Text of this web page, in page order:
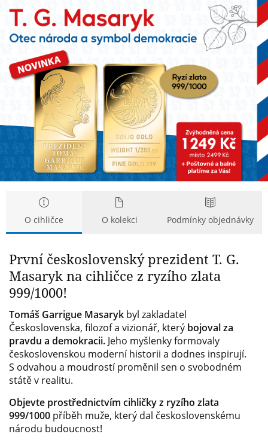
T.
Masaryk
na
cihličce
ryzího
zlata
999/1000
T.
G.
Masaryk
na
cihličce
ryzího
zlata
999/1000
O cihličce O kolekci Podmínky objednávky
První československý prezident T. G.
Masaryk na cihličce z ryzího zlata
999/1000!
Tomáš Garrigue Masaryk byl zakladatel
Československa, filozof a vizionář, který bojoval za
pravdu a demokracii. Jeho myšlenky formovaly
československou moderní historii a dodnes inspirují.
S odvahou a moudrostí proměnil sen o svobodném
státě v realitu.
Objevte prostřednictvím cihličky z ryzího zlata
999/1000 příběh muže, který dal československému
národu budoucnost!